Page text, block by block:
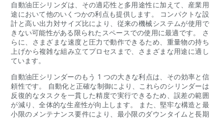
自動油圧シリンダは、その適応性と多用途性に加えて、産業用
途において他のいくつかの利点も提供します。 コンパクトな設
計と高い出力対サイズ比により、従来の機械システムが使用で
きない可能性がある限られたスペースでの使用に最適です。 さ
らに、さまざまな速度と圧力で動作できるため、重量物の持ち
上げから複雑な組み立てプロセスまで、さまざまな用途に適し
ています。
自動油圧シリンダーのもう 1 つの大きな利点は、その効率と信
頼性です。 自動化と正確な制御により、これらのシリンダーは
反復的なタスクを一貫した精度で実行できるため、誤差の範囲
が減り、全体的な生産性が向上します。 また、堅牢な構造と最
小限のメンテナンス要件により、最小限のダウンタイムと長期